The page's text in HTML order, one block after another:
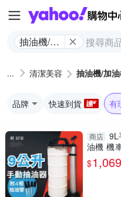
抽油機/加
清潔美容 抽油機/加
品牌 快速到貨 有
商店 9L
油機 機
家8454
$1,069